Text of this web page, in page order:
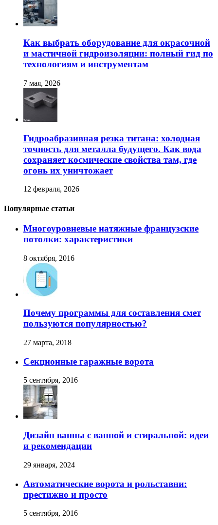
Как выбрать оборудование для окрасочной
и мастичной гидроизоляции: полный гид по
технологиям и инструментам
7 мая, 2026
Гидроабразивная резка титана: холодная
точность для металла будущего. Как вода
сохраняет космические свойства там, где
огонь их уничтожает
12 февраля, 2026
Популярные статьи
Многоуровневые натяжные французские
потолки: характеристики
8 октября, 2016
Почему программы для составления смет
пользуются популярностью?
27 марта, 2018
Секционные гаражные ворота
5 сентября, 2016
Дизайн ванны с ванной и стиральной: идеи
и рекомендации
29 января, 2024
Автоматические ворота и рольставни:
престижно и просто
5 сентября, 2016